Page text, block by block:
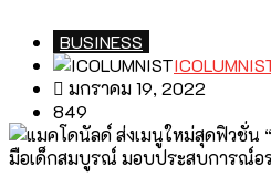
BUSINESS
มกราคม 19, 2022
849